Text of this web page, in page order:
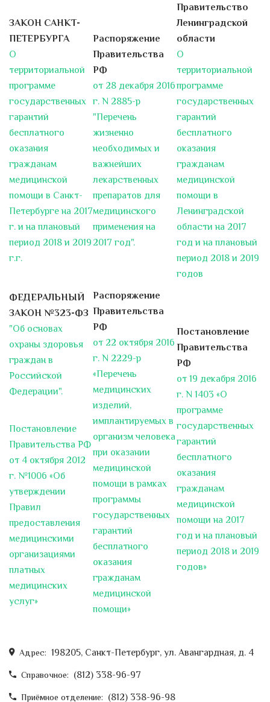
операции по реконструкции
челюстей с применением
специальных устройств,
действующих по принципу
аппарата Елизарова.
В России метод восстановления
челюстей с применением...
От обычной больницы к
современной клинике
Акция «Профилактика online»
17.12.2018 г. - 31.12.2018 г.
Уважаемые пациенты! Приглашаем
Вас принять участие в акции...
О донорстве заведующий
отделением переливания крови
СПб ГБУЗ "Городская больница
1 декабря – всемирный день
борьбы со СПИДом. Ответы на
самые актуальные вопросы!
ВИЧ и СПИД – что это?ВИЧ-
инфекция – это неизлечимое
инфекционное заболевание,
вызываемое
Андрей Новицкий: «Мы
объявили войну смертности»
В марте этого года коллективу
городской больницы № 15
представили...
Наши поздравления
заместителю главного врача по
хирургии Сингаевскому Андрею
Борисовичу
Заместитель главного врача по
хирургии СПб ГБУЗ "Городская
больница...
ТСК "Петербургские спасатели".
Международный день отказа
от курения
О Международном дне отказа от
ЗАКОН САНКТ-
ПЕТЕРБУРГА
О
территориальной
программе
государственных
гарантий
бесплатного
оказания
гражданам
медицинской
помощи в Санкт-
Петербурге на 2017
г. и на плановый
период 2018 и 2019
г.г.
Распоряжение
Правительства
РФ
от 28 декабря 2016
г. N 2885-р
"Перечень
жизненно
необходимых и
важнейших
лекарственных
препаратов для
медицинского
применения на
2017 год".
Правительство
Ленинградской
области
О
территориальной
программе
государственных
гарантий
бесплатного
оказания
гражданам
медицинской
помощи в
Ленинградской
области на 2017
год и на плановый
период 2018 и 2019
годов
ФЕДЕРАЛЬНЫЙ
ЗАКОН №323-ФЗ
"Об основах
охраны здоровья
граждан в
Российской
Федерации".
Постановление
Правительства РФ
от 4 октября 2012
г. №1006 «Об
утверждении
Правил
предоставления
медицинскими
организациями
платных
медицинских
услуг»
Распоряжение
Правительства
РФ
от 22 октября 2016
г. N 2229-р
«Перечень
медицинских
изделий,
имплантируемых в
организм человека
при оказании
медицинской
помощи в рамках
программы
государственных
гарантий
бесплатного
оказания
гражданам
медицинской
помощи»
Постановление
Правительства
РФ
от 19 декабря 2016
г. N 1403 «О
программе
государственных
гарантий
бесплатного
оказания
гражданам
медицинской
помощи на 2017
год и на плановый
период 2018 и 2019
годов»
Адрес: 198205, Санкт-Петербург, ул. Авангардная, д. 4
Справочное: (812) 338-96-97
Приёмное отделение: (812) 338-96-98